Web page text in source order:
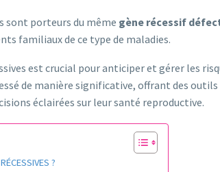
sont porteurs du même gène récessif
familiaux de ce type de maladies.
est crucial pour anticiper et gérer les
de manière significative, offrant des
éclairées sur leur santé reproductive.
?